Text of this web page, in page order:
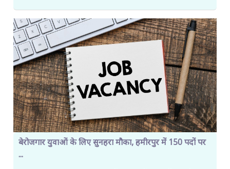
बेरोजगार युवाओं के लिए सुनहरा मौका, हमीरपुर में 150 पदों पर
...